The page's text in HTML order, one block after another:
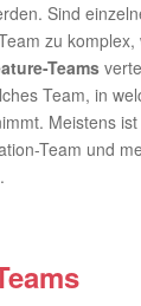
Sind
zu
Teams
Team, in
Meistens
Team und